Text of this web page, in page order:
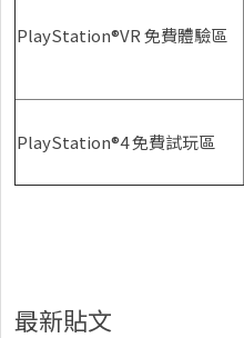
PlayStation®VR 免費體驗區
PlayStation®4 免費試玩區
最新貼文